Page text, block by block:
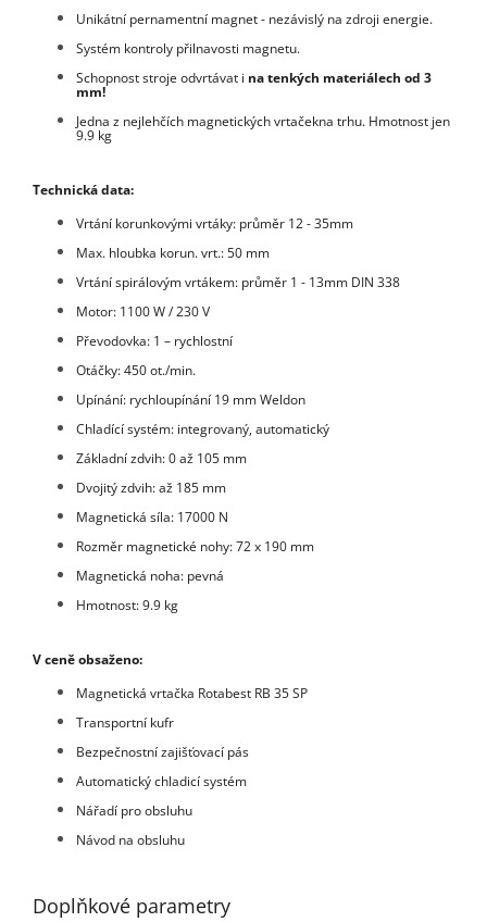
Unikátní pernamentní magnet - nezávislý na zdroji energie.
Systém kontroly přilnavosti magnetu.
Schopnost stroje odvrtávat i na tenkých materiálech od 3
mm!
Jedna z nejlehčích magnetických vrtačekna trhu. Hmotnost jen
9.9 kg
Technická data:
Vrtání korunkovými vrtáky: průměr 12 - 35mm
Max. hloubka korun. vrt.: 50 mm
Vrtání spirálovým vrtákem: průměr 1 - 13mm DIN 338
Motor: 1100 W / 230 V
Převodovka: 1 – rychlostní
Otáčky: 450 ot./min.
Upínání: rychloupínání 19 mm Weldon
Chladící systém: integrovaný, automatický
Základní zdvih: 0 až 105 mm
Dvojitý zdvih: až 185 mm
Magnetická síla: 17000 N
Rozměr magnetické nohy: 72 x 190 mm
Magnetická noha: pevná
Hmotnost: 9.9 kg
V ceně obsaženo:
Magnetická vrtačka Rotabest RB 35 SP
Transportní kufr
Bezpečnostní zajišťovací pás
Automatický chladicí systém
Nářadí pro obsluhu
Návod na obsluhu
Doplňkové parametry